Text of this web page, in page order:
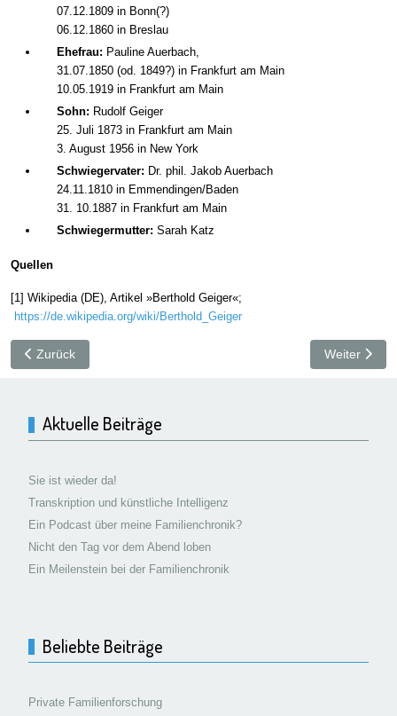
07.12.1809 in Bonn(?)
06.12.1860 in Breslau
Ehefrau: Pauline Auerbach,
31.07.1850 (od. 1849?) in Frankfurt am Main
10.05.1919 in Frankfurt am Main
Sohn: Rudolf Geiger
25. Juli 1873 in Frankfurt am Main
3. August 1956 in New York
Schwiegervater: Dr. phil. Jakob Auerbach
24.11.1810 in Emmendingen/Baden
31. 10.1887 in Frankfurt am Main
Schwiegermutter: Sarah Katz
Quellen
[1] Wikipedia (DE), Artikel »Berthold Geiger«;
https://de.wikipedia.org/wiki/Berthold_Geiger
Vorheriger Beitrag: Bernhard Geiger
Zurück Nächster
Weiter
Aktuelle Beiträge
Sie ist wieder da!
Transkription und künstliche Intelligenz
Ein Podcast über meine Familienchronik?
Nicht den Tag vor dem Abend loben
Ein Meilenstein bei der Familienchronik
Beliebte Beiträge
Private Familienforschung